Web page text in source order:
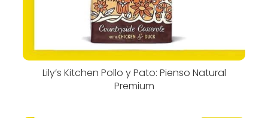
Lily’s Kitchen Pollo y Pato: Pienso Natural
Premium